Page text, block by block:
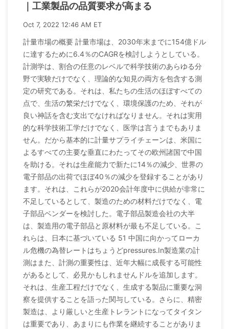
｜工業製品の品質要求が高まる
Oct 7, 2022 12:46 AM ET
計量市場の概要 計量市場は、2030年末までに154億ドル
に達するために6.4％のCAGRを検討しようとしている。
計測学は、割合の任意のレベルで科学技術のあらゆる分
野で実験だけでなく、理論的な知見の両方を包含する測
定の研究である。それは、私たちの生活のほぼすべての
点で、生活の繁栄だけでなく、環境保護のため、それが
良い神話を含む支出でなければなりません。それは実用
的な科学技術工学だけでなく、医学は言うまでもありま
せん。だから基本的に計量サプライチェーンは、米国に
よるすべての主要な垂直にわたってその欧州諸国で中国
を助ける。それは生産能力で新たに14％の減少、世界の
電子部品の出荷でほぼ40％の減少を登録することがあり
ます。それは、これらが2020会計年度中に供給が非常に
不足しているとして、製造のための材料だけでなく、電
子部品ベンダーを検討した。電子部品製造会社の大半
は、製造用の電子部品と原材料が最も不足している。こ
れらは、日本に基づいている 51 中国に向かってローカ
ル危機の為替レートはちょうどpressures.In製造業の計
測はまた、計測の重要性は、近年大幅に成長する可能性
があるとして、必見かもしれませんドルを追加します。
それは、生産工程だけでなく、生成する製品に重要な洞
察を提供することを語った関与している。さらに、精密
製造は、より厳しいと生産トレラントになってタイタン
は重要であり、あまりにも作業を継続することがありま